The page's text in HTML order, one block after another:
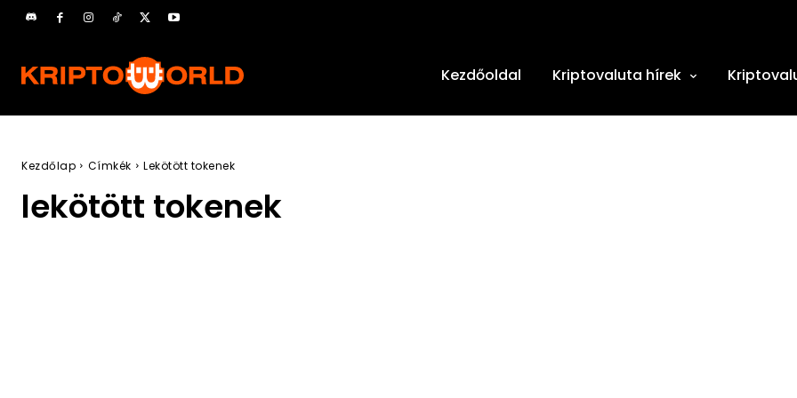
Kezdőoldal Kriptovaluta hírek
Kezdőlap Címkék Lekötött tokenek
lekötött tokenek